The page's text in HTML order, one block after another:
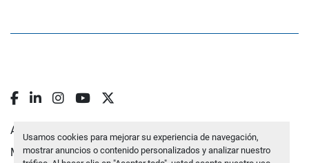
Usamos cookies para mejorar su experiencia de navegación,
mostrar anuncios o contenido personalizados y analizar nuestro
Administrar cookies
Machinio Systemsitio web deMachinio
facebook
linkedininstagram
youtube